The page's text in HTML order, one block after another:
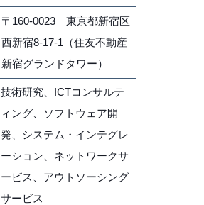
〒160-0023 東京都新宿区
西新宿8-17-1（住友不動産
新宿グランドタワー）
技術研究、ICTコンサルテ
ィング、ソフトウェア開
発、システム・インテグレ
ーション、ネットワークサ
ービス、アウトソーシング
サービス